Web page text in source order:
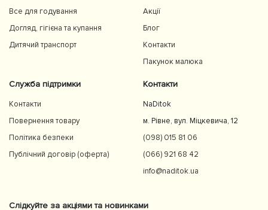
Все для годування
Догляд, гігієна та купання
Дитячий транспорт
Акції
Блог
Контакти
Пакунок малюка
Служба підтримки
Контакти
Повернення товару
Політика безпеки
Публічний договір (оферта)
Контакти
NaDitok
м. Рівне, вул. Міцкевича, 12
(098) 015 81 06
(066) 921 68 42
info@naditok.ua
Слідкуйте за акціями та новинками